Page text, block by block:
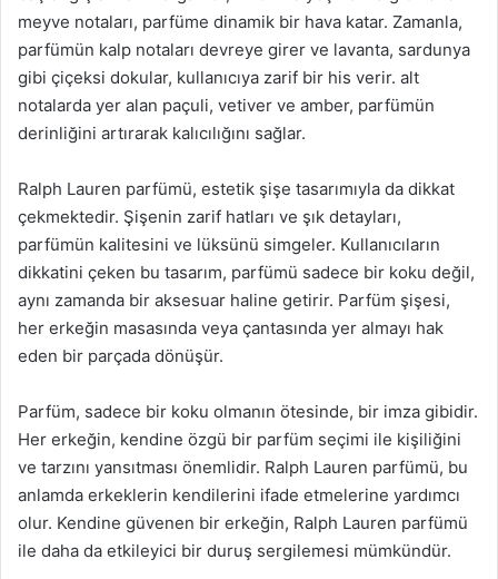
meyve notaları, parfüme dinamik bir hava katar. Zamanla,
parfümün kalp notaları devreye girer ve lavanta, sardunya
gibi çiçeksi dokular, kullanıcıya zarif bir his verir. alt
notalarda yer alan paçuli, vetiver ve amber, parfümün
derinliğini artırarak kalıcılığını sağlar.
Ralph Lauren parfümü, estetik şişe tasarımıyla da dikkat
çekmektedir. Şişenin zarif hatları ve şık detayları,
parfümün kalitesini ve lüksünü simgeler. Kullanıcıların
dikkatini çeken bu tasarım, parfümü sadece bir koku değil,
aynı zamanda bir aksesuar haline getirir. Parfüm şişesi,
her erkeğin masasında veya çantasında yer almayı hak
eden bir parçada dönüşür.
Parfüm, sadece bir koku olmanın ötesinde, bir imza gibidir.
Her erkeğin, kendine özgü bir parfüm seçimi ile kişiliğini
ve tarzını yansıtması önemlidir. Ralph Lauren parfümü, bu
anlamda erkeklerin kendilerini ifade etmelerine yardımcı
olur. Kendine güvenen bir erkeğin, Ralph Lauren parfümü
ile daha da etkileyici bir duruş sergilemesi mümkündür.